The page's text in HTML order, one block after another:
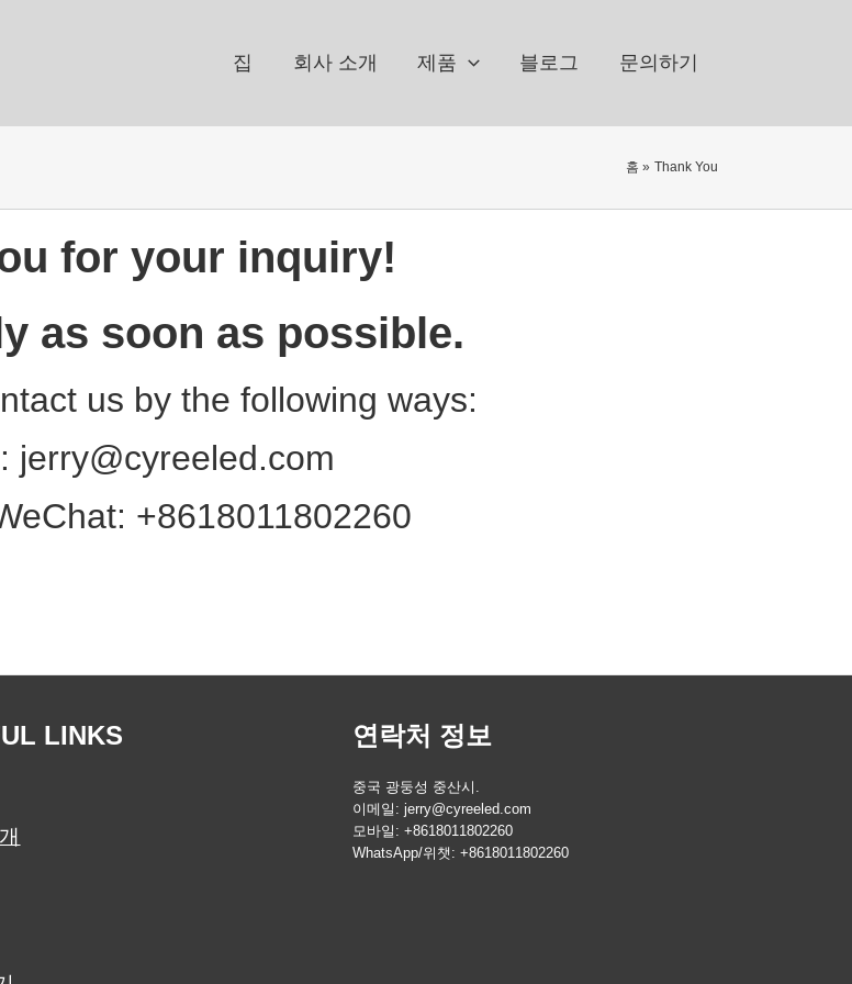
집 회사 소개 제품 블로그 문의하기
홈 Thank You
for your inquiry!
as soon as possible.
us by the following ways:
jerry@cyreeled.com
+8618011802260
LINKS 연락처 정보
중국 광둥성 중산시.
이메일: jerry@cyreeled.com
모바일: +8618011802260
WhatsApp/위챗: +8618011802260